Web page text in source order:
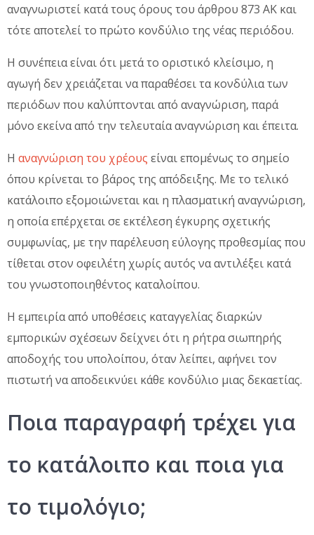
αναγνωριστεί κατά τους όρους του άρθρου 873 ΑΚ και
τότε αποτελεί το πρώτο κονδύλιο της νέας περιόδου.
Η συνέπεια είναι ότι μετά το οριστικό κλείσιμο, η
αγωγή δεν χρειάζεται να παραθέσει τα κονδύλια των
περιόδων που καλύπτονται από αναγνώριση, παρά
μόνο εκείνα από την τελευταία αναγνώριση και έπειτα.
Η αναγνώριση του χρέους είναι επομένως το σημείο
όπου κρίνεται το βάρος της απόδειξης. Με το τελικό
κατάλοιπο εξομοιώνεται και η πλασματική αναγνώριση,
η οποία επέρχεται σε εκτέλεση έγκυρης σχετικής
συμφωνίας, με την παρέλευση εύλογης προθεσμίας που
τίθεται στον οφειλέτη χωρίς αυτός να αντιλέξει κατά
του γνωστοποιηθέντος καταλοίπου.
Η εμπειρία από υποθέσεις καταγγελίας διαρκών
εμπορικών σχέσεων δείχνει ότι η ρήτρα σιωπηρής
αποδοχής του υπολοίπου, όταν λείπει, αφήνει τον
πιστωτή να αποδεικνύει κάθε κονδύλιο μιας δεκαετίας.
Ποια παραγραφή τρέχει για
το κατάλοιπο και ποια για
το τιμολόγιο;